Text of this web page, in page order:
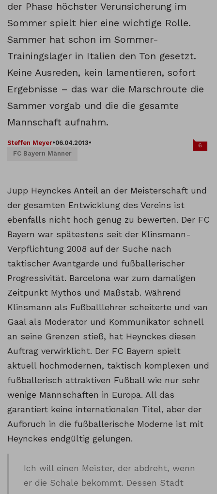
der Phase höchster Verunsicherung im
Sommer spielt hier eine wichtige Rolle.
Sammer hat schon im Sommer-
Trainingslager in Italien den Ton gesetzt.
Keine Ausreden, kein lamentieren, sofort
Ergebnisse – das war die Marschroute die
Sammer vorgab und die die gesamte
Mannschaft aufnahm.
Steffen Meyer•06.04.2013•
FC Bayern Männer
6
Jupp Heynckes Anteil an der Meisterschaft und
der gesamten Entwicklung des Vereins ist
ebenfalls nicht hoch genug zu bewerten. Der FC
Bayern war spätestens seit der Klinsmann-
Verpflichtung 2008 auf der Suche nach
taktischer Avantgarde und fußballerischer
Progressivität. Barcelona war zum damaligen
Zeitpunkt Mythos und Maßstab. Während
Klinsmann als Fußballlehrer scheiterte und van
Gaal als Moderator und Kommunikator schnell
an seine Grenzen stieß, hat Heynckes diesen
Auftrag verwirklicht. Der FC Bayern spielt
aktuell hochmodernen, taktisch komplexen und
fußballerisch attraktiven Fußball wie nur sehr
wenige Mannschaften in Europa. All das
garantiert keine internationalen Titel, aber der
Aufbruch in die fußballerische Moderne ist mit
Heynckes endgültig gelungen.
Ich will einen Meister, der abdreht, wenn
er die Schale bekommt. Dessen Stadt